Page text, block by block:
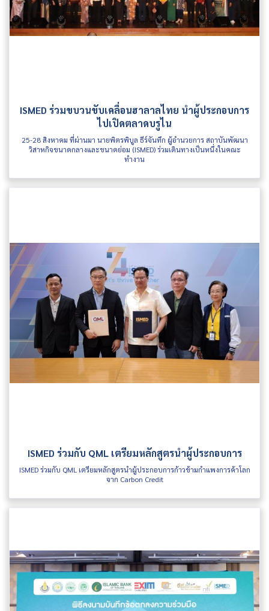
ISMED ร่วมขบวนขับเคลื่อนฮาลาลไทย นำผู้ประกอบการ
ไปเปิดตลาดบรูไน
25-28 สิงหาคม ที่ผ่านมา นายพิตรพิบูล ธีร์จันทึก ผู้อำนวยการ สถาบันพัฒนา
วิสาหกิจขนาดกลางและขนาดย่อม (ISMED) ร่วมเดินทางเป็นหนึ่งในคณะ
ทำงาน
ISMED ร่วมกับ QML เตรียมหลักสูตรนำผู้ประกอบการ
ISMED ร่วมกับ QML เตรียมหลักสูตรนำผู้ประกอบการก้าวข้ามกำแพงการค้าโลก
จาก Carbon Credit